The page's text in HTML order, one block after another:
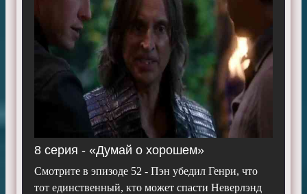
8 серия - «Думай о хорошем»
Смотрите в эпизоде 52 - Пэн убедил Генри, что
тот единственный, кто может спасти Неверлэнд